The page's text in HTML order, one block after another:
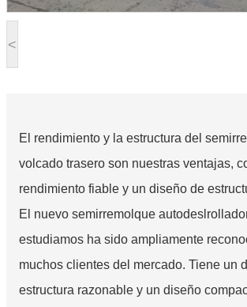
<
El rendimiento y la estructura del
volcado trasero son nuestras ventajas,
rendimiento fiable y un diseño de
El nuevo semirremolque
estudiamos ha sido ampliamente
muchos clientes del mercado. Tiene un
estructura razonable y un diseño